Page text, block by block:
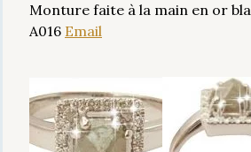
Monture faite à la main en or
A016 Email